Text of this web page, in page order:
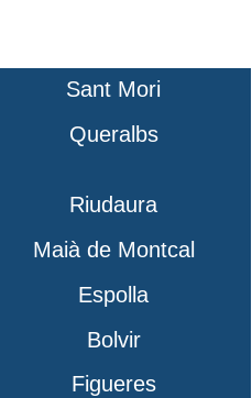
Sant Mori
Queralbs
Riudaura
Maià de Montcal
Espolla
Bolvir
Figueres